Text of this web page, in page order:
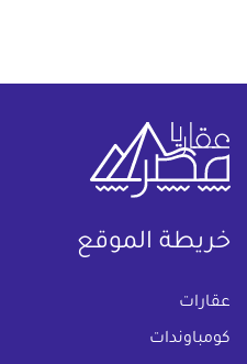
خريطة الموقع
عقارات
كومباوندات